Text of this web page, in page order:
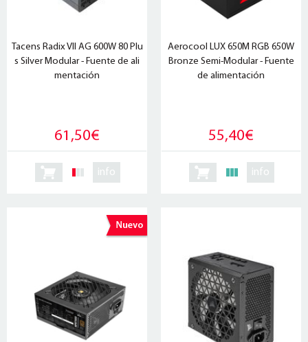
Tacens Radix VII AG 600W 80 Plu
s Silver Modular - Fuente de ali
mentación
61,50€
info
Aerocool LUX 650M RGB 650W
Bronze Semi-Modular - Fuente
de alimentación
55,40€
info